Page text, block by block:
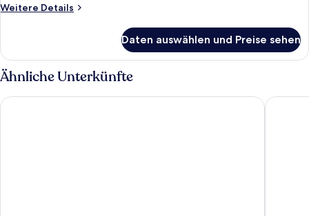
Weitere Details
Weitere
1
Queen-
Bett
Daten auswählen und Preise sehen
Ähnliche Unterkünfte
Garner Hotel Erlangen Süd by IHG Holiday